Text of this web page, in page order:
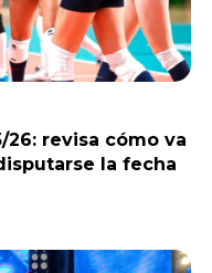
26: revisa cómo va
la fecha